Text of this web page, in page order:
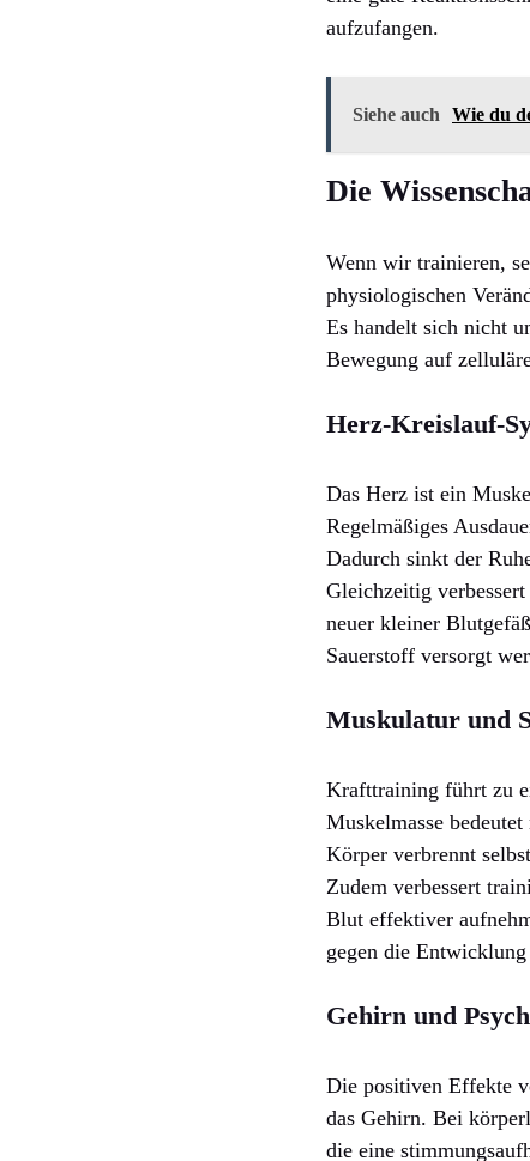
aufzufangen.
Siehe auch Wie du
Die
Wenn wir trainieren,
physiologischen
Es handelt sich nicht
Bewegung auf
Herz-Kreislauf-
Das Herz ist ein
Regelmäßiges
Dadurch sinkt der
Gleichzeitig
neuer kleiner
Sauerstoff versorgt
Muskulatur und
Krafttraining führt zu
Muskelmasse
Körper verbrennt
Zudem verbessert
Blut effektiver
gegen die
Gehirn und
Die positiven Effekte
das Gehirn. Bei
die eine